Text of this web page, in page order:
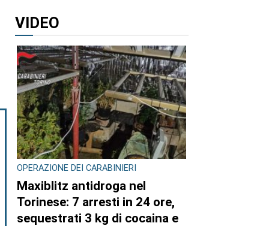
VIDEO
OPERAZIONE DEI CARABINIERI
Maxiblitz antidroga nel
Torinese: 7 arresti in 24 ore,
sequestrati 3 kg di cocaina e